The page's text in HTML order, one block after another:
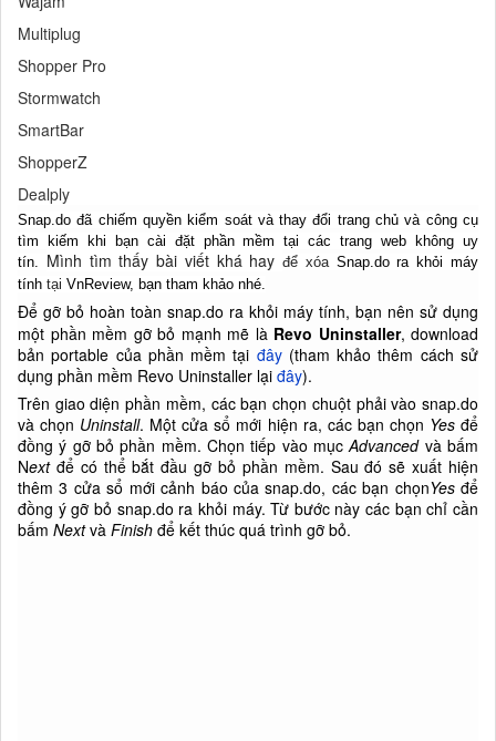
Multiplug
Shopper Pro
Stormwatch
SmartBar
ShopperZ
Dealply
Snap.do đã chiếm quyền kiểm soát và thay đổi trang chủ và công cụ
tìm kiếm khi bạn cài đặt phần mềm tại các trang web không uy
tín. Mình tìm thấy bài viết khá hayđể xóa Snap.do ra khỏi máy
tính tại VnReview, bạn tham khảo nhé.
Để gỡ bỏ hoàn toàn snap.do ra khỏi máy tính, bạn nên sử dụng
một phần mềm gỡ bỏ mạnh mẽ là Revo Uninstaller, download
bản portable của phần mềm tại đây(tham khảo thêm cách sử
dụng phần mềm Revo Uninstaller lại đây).
Trên giao diện phần mềm, các bạn chọn chuột phải vào snap.do
và chọn Uninstall. Một cửa sổ mới hiện ra, các bạn chọn Yesđể
đồng ý gỡ bỏ phần mềm. Chọn tiếp vào mụcAdvancedvà bấm
Next để có thể bắt đầu gỡ bỏ phần mềm. Sau đó sẽ xuất hiện
thêm 3 cửa sổ mới cảnh báo của snap.do, các bạn chọnYesđể
đồng ý gỡ bỏ snap.do ra khỏi máy. Từ bước này các bạn chỉ cần
bấm Nextvà Finish để kết thúc quá trình gỡ bỏ.